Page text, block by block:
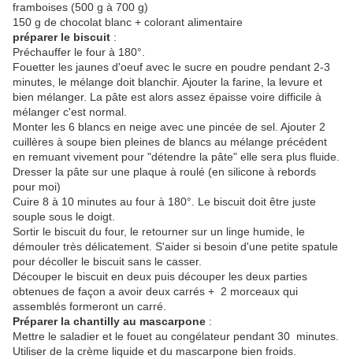
framboises (500 g à 700 g)
150 g de chocolat blanc + colorant alimentaire
préparer le biscuit :
Préchauffer le four à 180°.
Fouetter les jaunes d'oeuf avec le sucre en poudre pendant 2-3
minutes, le mélange doit blanchir. Ajouter la farine, la levure et
bien mélanger. La pâte est alors assez épaisse voire difficile à
mélanger c'est normal.
Monter les 6 blancs en neige avec une pincée de sel. Ajouter 2
cuillères à soupe bien pleines de blancs au mélange précédent
en remuant vivement pour "détendre la pâte" elle sera plus fluide.
Dresser la pâte sur une plaque à roulé (en silicone à rebords
pour moi)
Cuire 8 à 10 minutes au four à 180°. Le biscuit doit être juste
souple sous le doigt.
Sortir le biscuit du four, le retourner sur un linge humide, le
démouler très délicatement. S'aider si besoin d'une petite spatule
pour décoller le biscuit sans le casser.
Découper le biscuit en deux puis découper les deux parties
obtenues de façon a avoir deux carrés + 2 morceaux qui
assemblés formeront un carré.
Préparer la chantilly au mascarpone :
Mettre le saladier et le fouet au congélateur pendant 30 minutes.
Utiliser de la crème liquide et du mascarpone bien froids.